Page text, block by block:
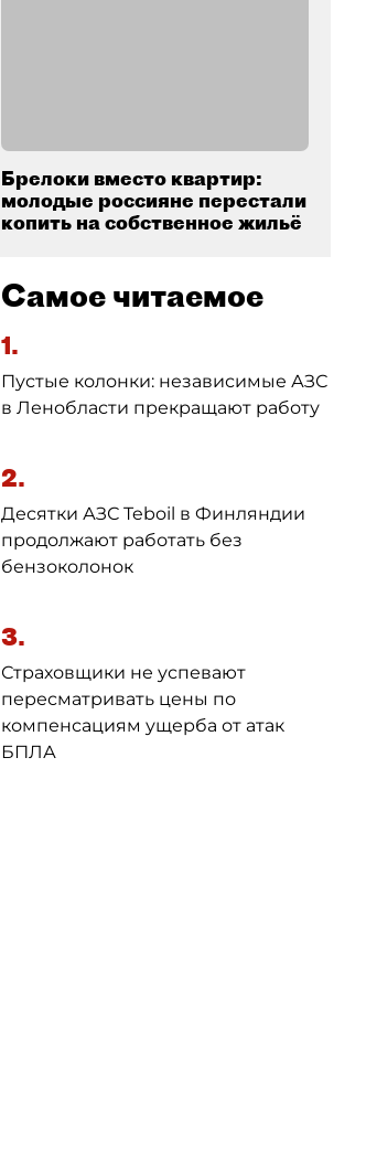
Брелоки вместо квартир:
молодые россияне перестали
копить на собственное жильё
Самое читаемое
1.
Пустые колонки: независимые АЗС
в Ленобласти прекращают работу
2.
Десятки АЗС Teboil в Финляндии
продолжают работать без
бензоколонок
3.
Страховщики не успевают
пересматривать цены по
компенсациям ущерба от атак
БПЛА